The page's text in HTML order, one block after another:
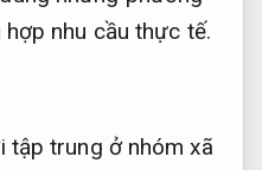
hợp nhu cầu thực tế.
tập trung ở nhóm xã